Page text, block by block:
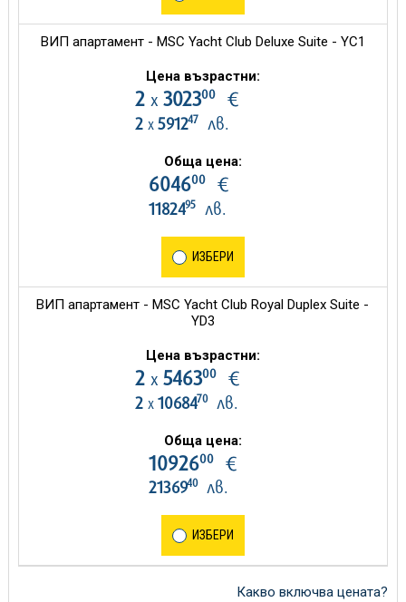
ВИП апартамент - MSC Yacht Club Deluxe Suite - YC1
Цена възрастни:
2 х 302300€
2 х 591247лв.
Обща цена:
604600€
1182495лв.
ИЗБЕРИ
ВИП апартамент - MSC Yacht Club Royal Duplex Suite -
YD3
Цена възрастни:
2 х 546300€
2 х 1068470лв.
Обща цена:
1092600€
2136940лв.
ИЗБЕРИ
Какво включва цената?